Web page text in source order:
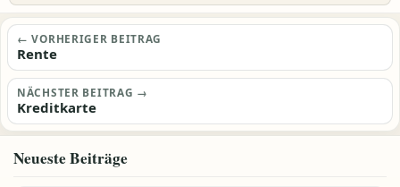
Beitragsnavigation
← VORHERIGER BEITRAG
Rente
NÄCHSTER BEITRAG →
Kreditkarte
Neueste Beiträge